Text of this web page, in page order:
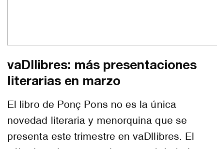
vaDllibres: más presentaciones
literarias en marzo
El libro de Ponç Pons no es la única
novedad literaria y menorquina que se
presenta este trimestre en vaDllibres. El